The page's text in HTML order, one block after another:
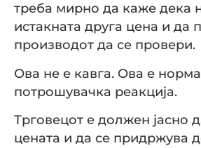
треба мирно да каже дека
истакната друга цена и да
производот да се провери.
Ова не е кавга. Ова е
потрошувачка реакција.
Трговецот е должен јасно
цената и да се придржува